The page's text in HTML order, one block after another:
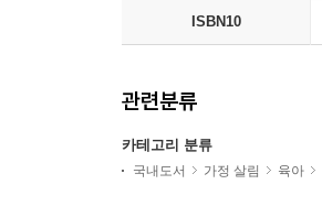
ISBN10
관련분류
카테고리 분류
국내도서 가정 살림 육아